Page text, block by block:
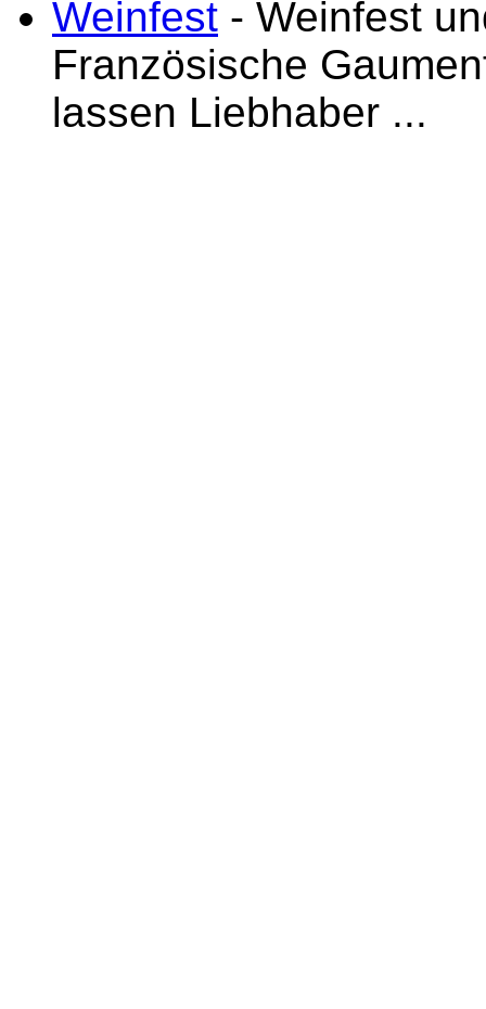
Weinfest - Weinfest
Französische
lassen Liebhaber ...